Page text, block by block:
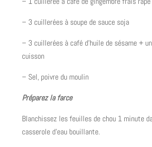
– 3 cuillerées à soupe de sauce soja
– 3 cuillerées à café d’huile de sésame +
cuisson
– Sel, poivre du moulin
Préparez la farce
Blanchissez les feuilles de chou 1 minute
casserole d’eau bouillante.